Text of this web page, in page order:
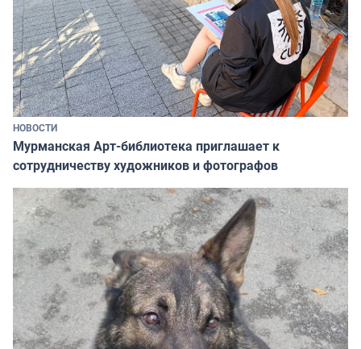
НОВОСТИ
Мурманская Арт-библиотека приглашает к
сотрудничеству художников и фотографов